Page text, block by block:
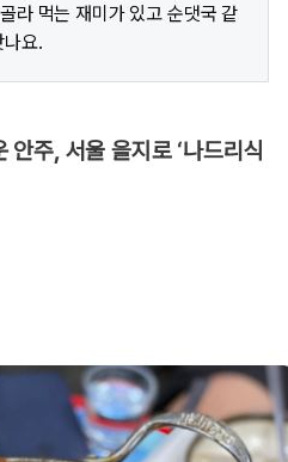
라 먹는 재미가 있고 순댓국 같
요.
주, 서울 을지로 ‘나드리식